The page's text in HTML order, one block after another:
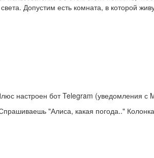
Допустим есть комната, в которой
настроен бот Telegram (уведомления с
"Алиса, какая погода.."